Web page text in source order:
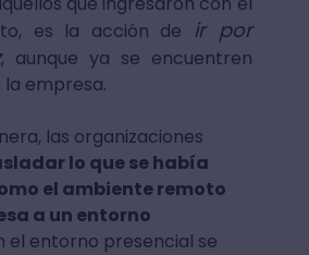
es la acción de ir por
, aunque ya se encuentren
empresa.
las organizaciones
lo que se había
el ambiente remoto
a un entorno
el entorno presencial se